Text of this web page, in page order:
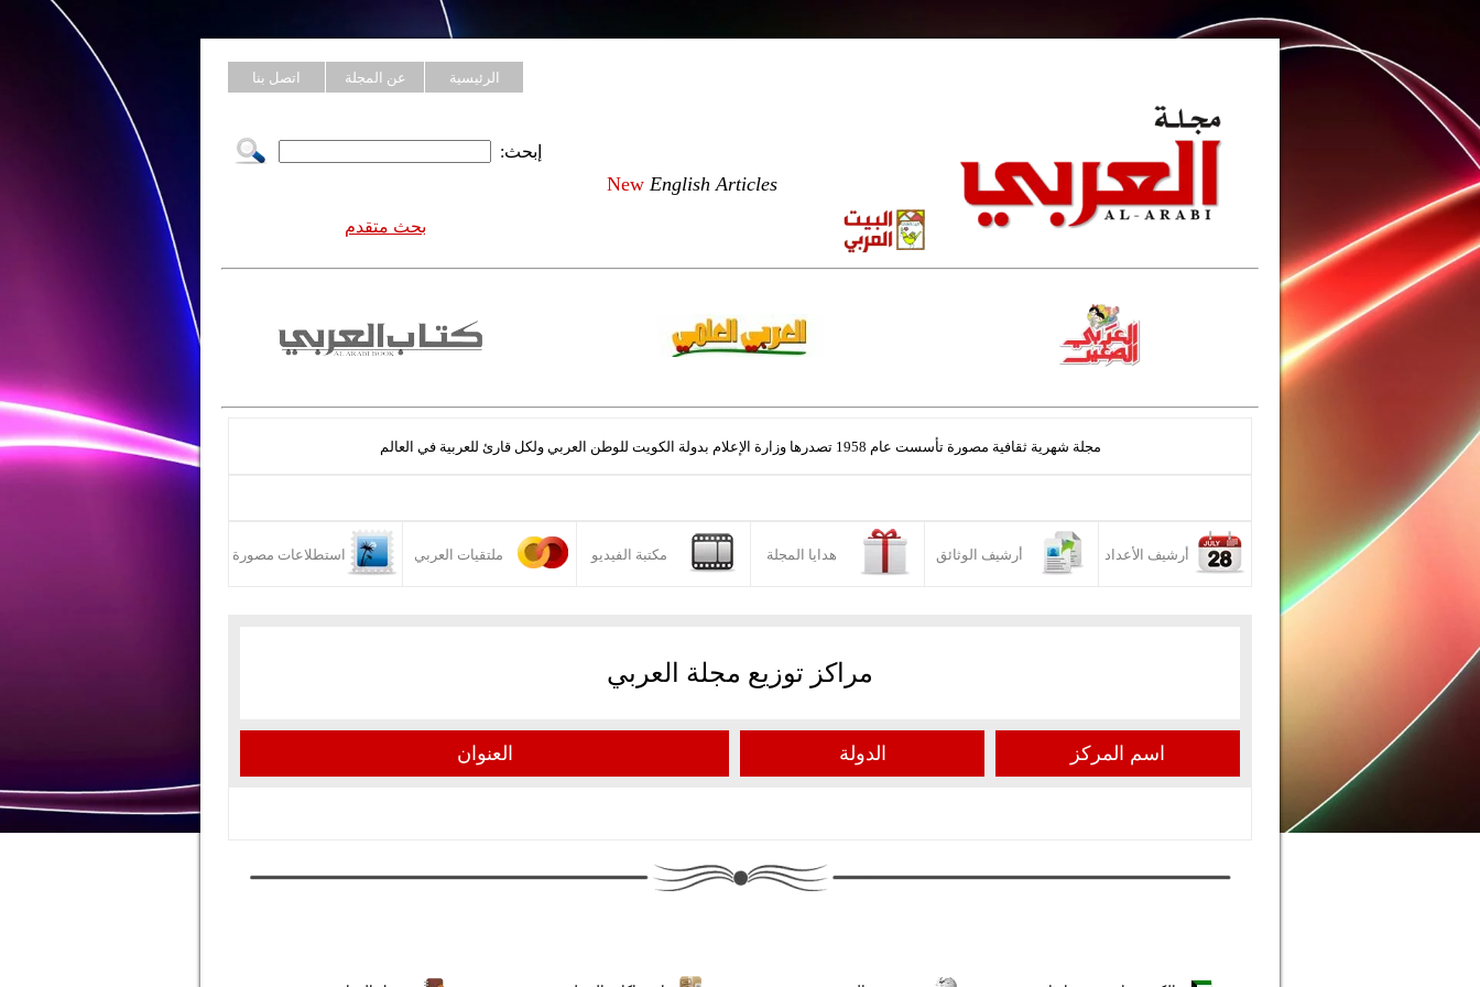
اتصل بنا عن المجلة الرئيسية
إبحث:
New English Articles
بحث متقدم
مجلة شهرية ثقافية مصورة تأسست عام 1958 تصدرها وزارة الإعلام بدولة الكويت للوطن العربي ولكل قارئ للعربية في العالم
استطلاعات مصورة ملتقيات العربي مكتبة الفيديو هدايا المجلة أرشيف الوثائق أرشيف الأعداد
مراكز توزيع مجلة العربي
العنوان الدولة اسم المركز